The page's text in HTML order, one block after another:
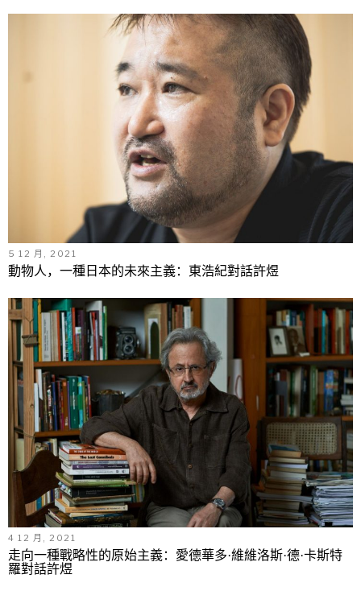
5 12 月, 2021
動物人，一種日本的未來主義：東浩紀對話許煜
4 12 月, 2021
走向一種戰略性的原始主義：愛德華多·維維洛斯·德·卡斯特
羅對話許煜